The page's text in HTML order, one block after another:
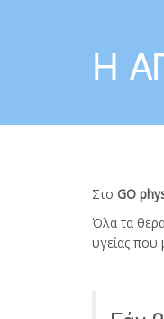
Η
Στο GO
Όλα τα
υγείας που